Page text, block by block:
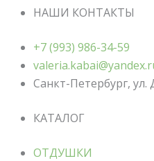
НАШИ КОНТАКТЫ
+7 (993) 986-34-59
Санкт-Петербург, ул.
КАТАЛОГ
ОТДУШКИ